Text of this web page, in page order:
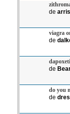
de
viagra
de
de
do you
de